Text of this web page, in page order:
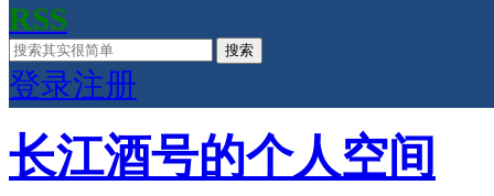
RSS
搜索
登录注册
长江酒号的个人空间